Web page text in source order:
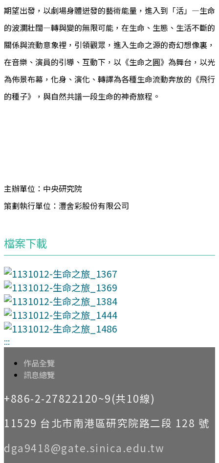
期望出發，以劇場身體迸發的藝術能量，進入到「活」—生命
的波瀾壯闊—轉與變的無限可能，在生命、生態、生活不斷的
關係與流動意象裡，引領觀眾，進入生命之源的奇幻想像裏，
在音樂、演員的引導、互動下，以《生命之圓》為舞台，以光
為佈景布幕，化身、演化、轉譯為各種生命流動奔放的《飛行
的種子》，與自然共譜一段生命的神奇旅程。
主辦單位：中央研究院
策劃執行單位：灃舍彩股份有限公司
檔案下載
:::
作品全覽
訊息總覽
+886-2-27822120~9(共10線)
11529 台北市南港區研究院路二段 128 號
dga9418@gate.sinica.edu.tw